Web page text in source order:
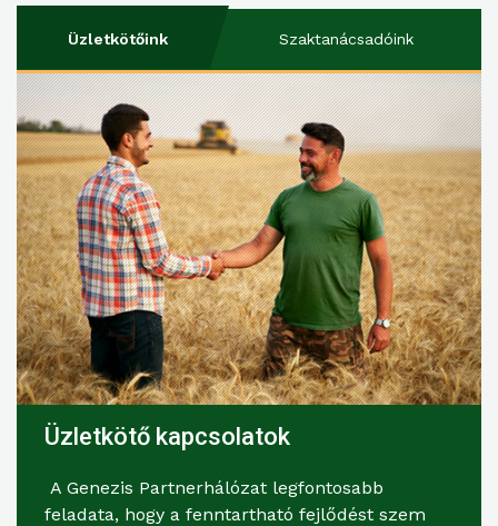
Üzletkötőink Szaktanácsadóink
Üzletkötő kapcsolatok
A Genezis Partnerhálózat legfontosabb
feladata, hogy a fenntartható fejlődést szem